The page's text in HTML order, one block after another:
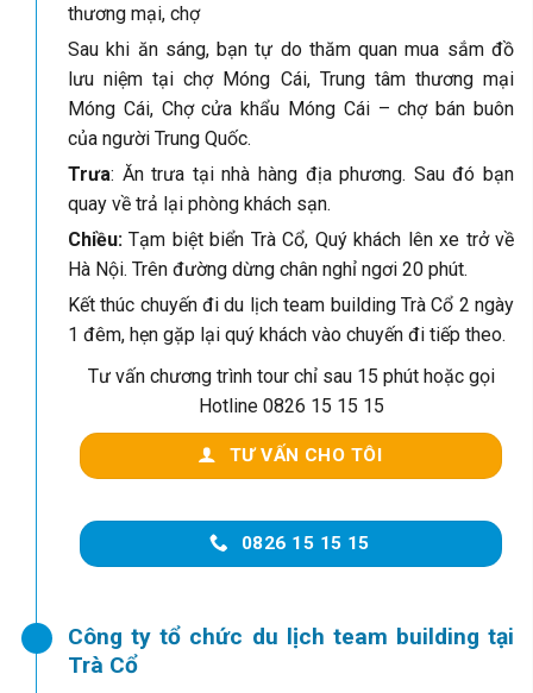
thương mại, chợ
Sau khi ăn sáng, bạn tự do thăm quan mua sắm đồ
lưu niệm tại chợ Móng Cái, Trung tâm thương mại
Móng Cái, Chợ cửa khẩu Móng Cái – chợ bán buôn
của người Trung Quốc.
Trưa: Ăn trưa tại nhà hàng địa phương. Sau đó bạn
quay về trả lại phòng khách sạn.
Chiều: Tạm biệt biển Trà Cổ, Quý khách lên xe trở về
Hà Nội. Trên đường dừng chân nghỉ ngơi 20 phút.
Kết thúc chuyến đi du lịch team building Trà Cổ 2 ngày
1 đêm, hẹn gặp lại quý khách vào chuyến đi tiếp theo.
Tư vấn chương trình tour chỉ sau 15 phút hoặc gọi
Hotline 0826 15 15 15
TƯ VẤN CHO TÔI
0826 15 15 15
Công ty tổ chức du lịch team building tại
Trà Cổ